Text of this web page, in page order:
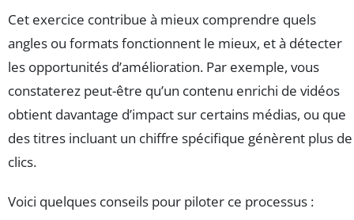
Cet exercice contribue à mieux comprendre quels
angles ou formats fonctionnent le mieux, et à détecter
les opportunités d’amélioration. Par exemple, vous
constaterez peut-être qu’un contenu enrichi de vidéos
obtient davantage d’impact sur certains médias, ou que
des titres incluant un chiffre spécifique génèrent plus de
clics.
Voici quelques conseils pour piloter ce processus :